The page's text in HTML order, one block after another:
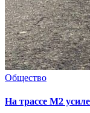
Общество
На трассе М2